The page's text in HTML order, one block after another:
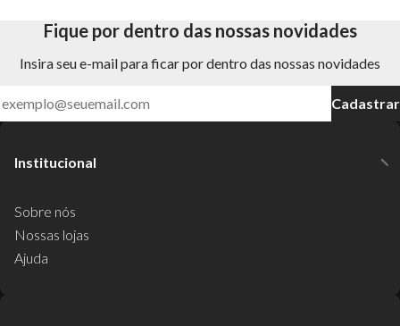
Fique por dentro das nossas novidades
Insira seu e-mail para ficar por dentro das nossas novidades
Cadastrar
Institucional
Sobre nós
Nossas lojas
Ajuda